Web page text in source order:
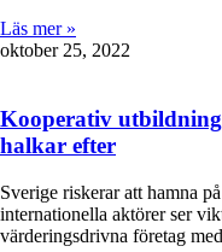
Läs mer »
oktober 25, 2022
Kooperativ
halkar efter
Sverige riskerar att hamna
internationella aktörer ser
värderingsdrivna företag